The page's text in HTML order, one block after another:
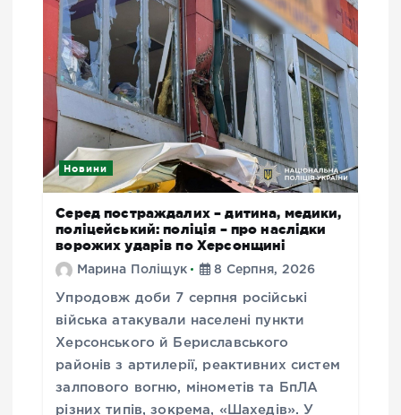
Новини
Серед постраждалих – дитина, медики,
поліцейський: поліція – про наслідки
ворожих ударів по Херсонщині
Марина Поліщук 8 Серпня, 2026
Упродовж доби 7 серпня російські
війська атакували населені пункти
Херсонського й Бериславського
районів з артилерії, реактивних систем
залпового вогню, мінометів та БпЛА
різних типів, зокрема, «Шахедів». У